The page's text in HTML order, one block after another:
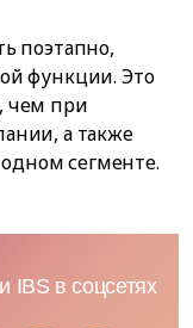
поэтапно,
функции. Это
чем при
а также
сегменте.
IBS в соцсетях